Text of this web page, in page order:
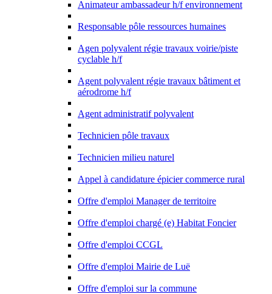
Animateur ambassadeur h/f environnement
Responsable pôle ressources humaines
Agen polyvalent régie travaux voirie/piste
cyclable h/f
Agent polyvalent régie travaux bâtiment et
aérodrome h/f
Agent administratif polyvalent
Technicien pôle travaux
Technicien milieu naturel
Appel à candidature épicier commerce rural
Offre d'emploi Manager de territoire
Offre d'emploi chargé (e) Habitat Foncier
Offre d'emploi CCGL
Offre d'emploi Mairie de Luë
Offre d'emploi sur la commune